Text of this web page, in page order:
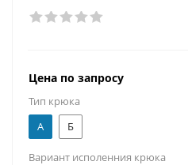
Цена по запросу
Тип крюка
А
Б
Вариант исполенния крюка